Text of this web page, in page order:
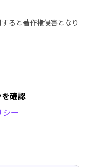
ると著作権侵害となり
確認
ー